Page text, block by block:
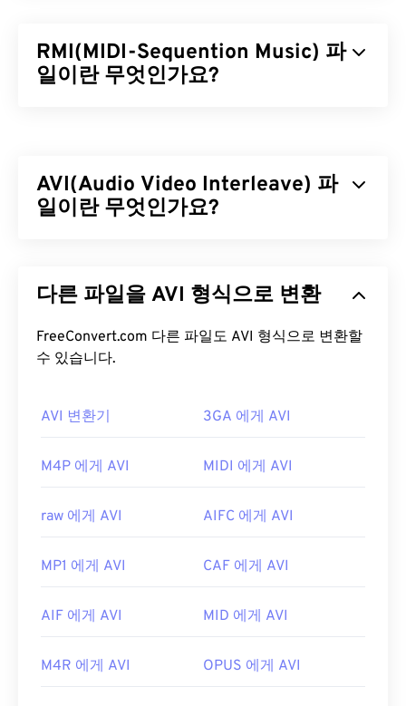
RMI(MIDI-Sequention Music) 파
일이란 무엇인가요?
이너 내에서 RMI 파일은 명령어를 제공하고 주석을
저장하는 역할을 합니다. 또한, RMI 파일은 오디오
RMI 파일을 여는 데 가장 적합한 프로그램은
여러 플랫폼에서
VLC 미디어 플레이어는
서는vanBasco's Karaoke Player,Windows Media
개발자: MIDI 제조업체 협회
https://en.wikipedia.org/wiki/MIDI
AVI(Audio Video Interleave) 파
일이란 무엇인가요?
RIFF(Resource Interchange File Format) 의 하위 포
막, 메뉴, 스트리밍, 첨부 파일 및 3D 컨테이너를 지
원할 수 있습니다.
AVI 파일을 어떻게 여나요?
합니다. AVI 파일을 보는 또 다른 방법은 운영 체제와
사용하는 것입니다.
플레이어도 지원합니다. AVI 파일이 열리지 않으면
개발자: Microsoft
유용한 링크:
다른 파일을 AVI 형식으로 변환
FreeConvert.com 다른 파일도 AVI 형식으로 변환할
수 있습니다.
AVI 변환기 3GA 에게 AVI
M4P 에게 AVI MIDI 에게 AVI
raw 에게 AVI AIFC 에게 AVI
MP1 에게 AVI CAF 에게 AVI
AIF 에게 AVI MID 에게 AVI
M4R 에게 AVI OPUS 에게 AVI